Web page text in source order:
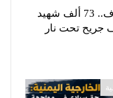
غزة تنزف.. 73 ألف شهيد
ألف جريح تحت نار